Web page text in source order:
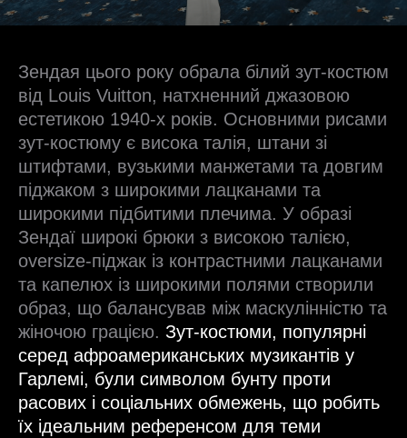
Зендая цього року обрала білий зут-костюм
від Louis Vuitton, натхненний джазовою
естетикою 1940-х років. Основними рисами
зут-костюму є висока талія, штани зі
штифтами, вузькими манжетами та довгим
піджаком з широкими лацканами та
широкими підбитими плечима. У образі
Зендаї широкі брюки з високою талією,
oversize-піджак із контрастними лацканами
та капелюх із широкими полями створили
образ, що балансував між маскулінністю та
жіночою грацією. Зут-костюми, популярні
серед афроамериканських музикантів у
Гарлемі, були символом бунту проти
расових і соціальних обмежень, що робить
їх ідеальним референсом для теми